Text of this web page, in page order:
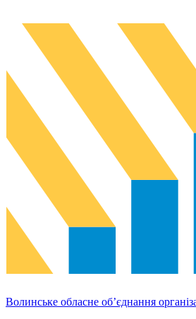
Волинське обласне об’єднання